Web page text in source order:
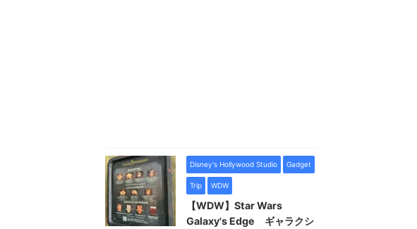
Disney's Hollywood Studio Gadget
Trip WDW
【WDW】Star Wars
Galaxy's Edge ギャラクシ